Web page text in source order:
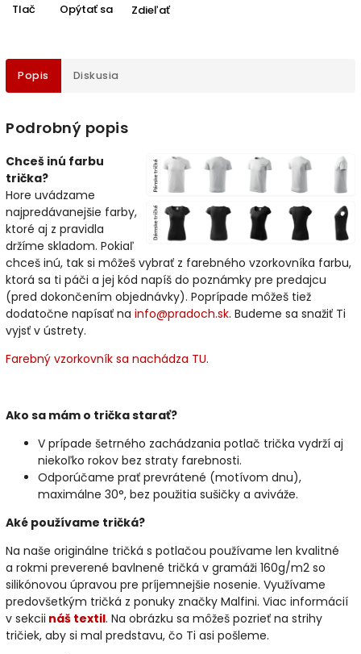
Tlač Opýtať sa Zdieľať
Popis Diskusia
Podrobný popis
Chceš inú farbu
trička?
Hore uvádzame
najpredávanejšie farby,
ktoré aj z pravidla
držíme skladom. Pokiaľ
chceš inú, tak si môžeš vybrať z farebného vzorkovníka farbu,
ktorá sa ti páči a jej kód napíš do poznámky pre predajcu
(pred dokončením objednávky). Poprípade môžeš tiež
dodatočne napísať na info@pradoch.sk. Budeme sa snažiť Ti
vyjsť v ústrety.
Farebný vzorkovník sa nachádza TU.
Ako sa mám o trička starať?
V prípade šetrného zachádzania potlač trička vydrží aj
niekoľko rokov bez straty farebnosti.
Odporúčame prať prevrátené (motívom dnu),
maximálne 30°, bez použitia sušičky a aviváže.
Aké používame tričká?
Na naše originálne tričká s potlačou používame len kvalitné
a rokmi preverené bavlnené tričká v gramáži 160g/m2 so
silikónovou úpravou pre príjemnejšie nosenie. Využívame
predovšetkým tričká z ponuky značky Malfini. Viac informácií
v sekcii náš textil. Na obrázku sa môžeš pozrieť na strihy
tričiek, aby si mal predstavu, čo Ti asi pošleme.